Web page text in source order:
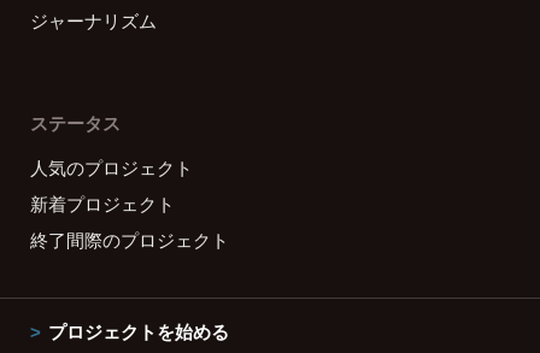
ジャーナリズム
ステータス
人気のプロジェクト
新着プロジェクト
終了間際のプロジェクト
プロジェクトを始める